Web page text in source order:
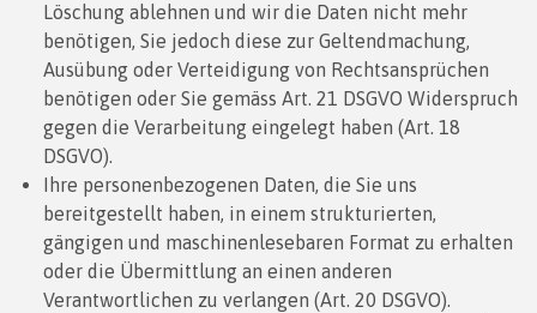
Löschung ablehnen und wir die Daten nicht mehr
benötigen, Sie jedoch diese zur Geltendmachung,
Ausübung oder Verteidigung von Rechtsansprüchen
benötigen oder Sie gemäss Art. 21 DSGVO Widerspruch
gegen die Verarbeitung eingelegt haben (Art. 18
DSGVO).
Ihre personenbezogenen Daten, die Sie uns
bereitgestellt haben, in einem strukturierten,
gängigen und maschinenlesebaren Format zu erhalten
oder die Übermittlung an einen anderen
Verantwortlichen zu verlangen (Art. 20 DSGVO).